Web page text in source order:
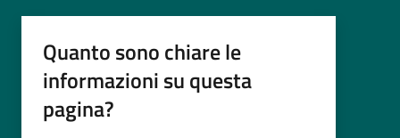
Quanto sono chiare le
informazioni su questa
pagina?